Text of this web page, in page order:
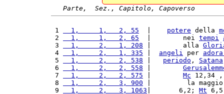
Parte,  Sez., Capitolo, Capoverso
1
  1,     1,   2, 55
potere della
2
  1,     1,   2, 65
  |        nei
tempi
3
  1,     2,   1, 208
|        alla
4
  1,     2,   1, 335
angeli per
5
  1,     2,   2, 538
periodo , Satana
6
  1,     2,   2, 558
7
  1,     2,   2, 575
Mc 12,34
8
  1,     2,   3, 900
|         la
9
  1,     2,   3, 1063
|       6,2; Mt